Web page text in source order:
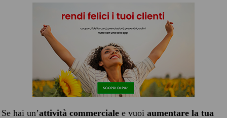
Se hai un’attività commerciale e vuoi aumentare la tua